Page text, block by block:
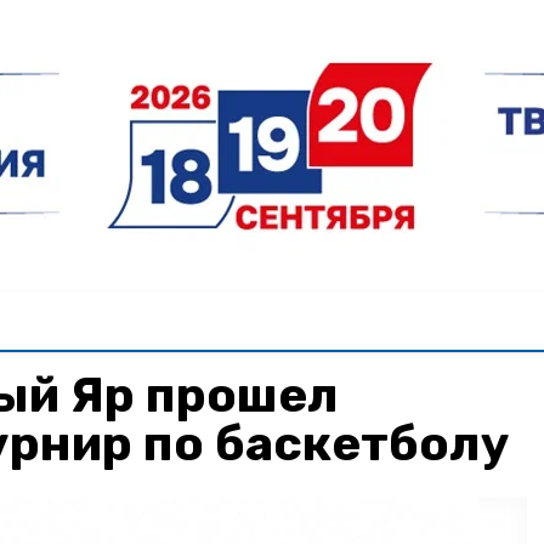
Яр прошел
по баскетболу